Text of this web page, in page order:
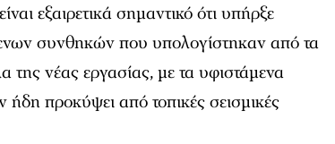
εξαιρετικά σημαντικό ότι υπήρξε
συνθηκών που υπολογίστηκαν από τα
της νέας εργασίας, με τα υφιστάμενα
προκύψει από τοπικές σεισμικές